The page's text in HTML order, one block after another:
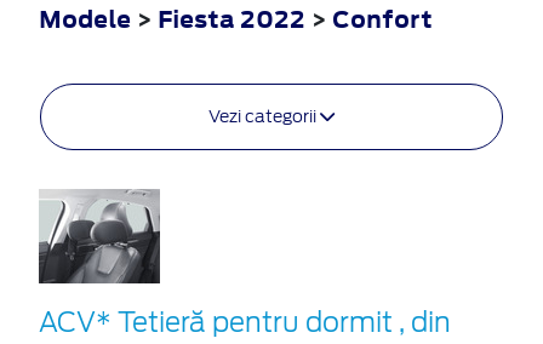
Modele > Fiesta 2022 > Confort
Vezi categorii
ACV* Tetieră pentru dormit , din